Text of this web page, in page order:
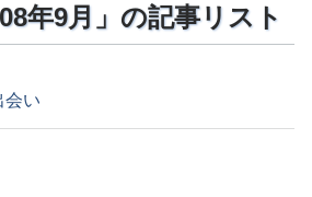
年9月」の記事リスト
会い